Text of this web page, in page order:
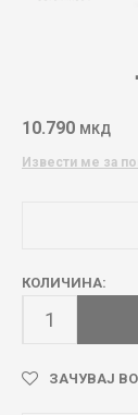
10.790 МКД
Извести ме за
КОЛИЧИНА:
ЗАЧУВАЈ